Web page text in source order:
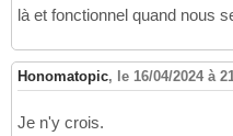
là et fonctionnel quand nous
Honomatopic, le 16/04/2024 à
Je n'y crois.